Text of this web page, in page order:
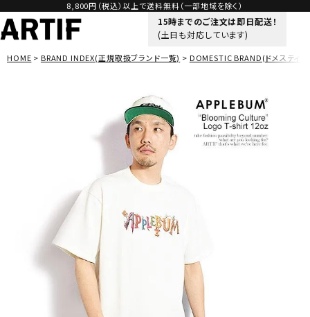
8,800円（税込）以上で送料無料（一部地域を除く）
15時までのご注文は即日配送！
(土日も対応しています)
HOME BRAND INDEX(正規取扱ブランド一覧) DOMESTIC BRAND(ドメスティッ